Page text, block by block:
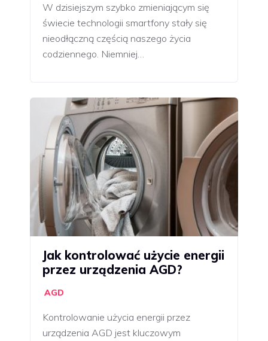
W dzisiejszym szybko zmieniającym się
świecie technologii smartfony stały się
nieodłączną częścią naszego życia
codziennego. Niemniej…
Jak kontrolować użycie energii
przez urządzenia AGD?
AGD
Kontrolowanie użycia energii przez
urządzenia AGD jest kluczowym